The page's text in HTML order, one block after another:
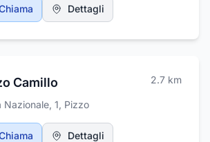
Dettagli
Camillo 2.7 km
Nazionale, 1, Pizzo
Dettagli